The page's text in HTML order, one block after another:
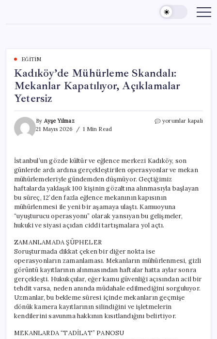
content
EĞITIM
Kadıköy’de Mühürleme Skandalı:
Mekanlar Kapatılıyor, Açıklamalar
Yetersiz
By Ayşe Yılmaz
21 Mayıs 2026
1 Min Read
Kadıköy’de
Açıklamalar
Yetersiz
için
yorumlar kapalı
İstanbul’un gözde kültür ve eğlence merkezi Kadıköy, son
günlerde ardı ardına gerçekleştirilen operasyonlar ve mekan
mühürlemeleriyle gündemden düşmüyor. Geçtiğimiz
haftalarda yaklaşık 100 kişinin gözaltına alınmasıyla başlayan
bu süreç, 12’den fazla eğlence mekanının kapısının
mühürlenmesi ile yeni bir aşamaya ulaştı. Kamuoyuna
“uyuşturucu operasyonu” olarak yansıyan bu gelişmeler,
hukuki ve siyasi açıdan ciddi tartışmalara yol açtı.
ZAMANLAMADA ŞÜPHELER
Soruşturmada dikkat çeken bir diğer nokta ise
operasyonların zamanlaması. Mekanların mühürlenmesi, gizli
görüntü kayıtlarının alınmasından haftalar hatta aylar sonra
gerçekleşti. Hukukçular, eğer kamu güvenliği açısından acil bir
tehdit varsa, neden anında müdahale edilmediğini sorguluyor.
Uzmanlar, bu bekleme süresi içinde mekanların geçmişe
dönük kamera kayıtlarının silindiğini ve işletmelerin
kendilerini savunma hakkının kısıtlandığını belirtiyor.
MEKANLARDA “TADİLAT” PANOSU